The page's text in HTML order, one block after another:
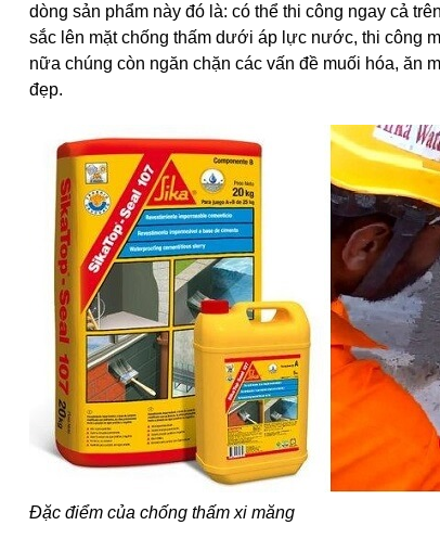
dòng sản phẩm này đó là: có thể thi công ngay cả
sắc lên mặt chống thấm dưới áp lực nước, thi công
nữa chúng còn ngăn chặn các vấn đề muối hóa, ăn
đẹp.
Đặc điểm của chống thấm xi măng